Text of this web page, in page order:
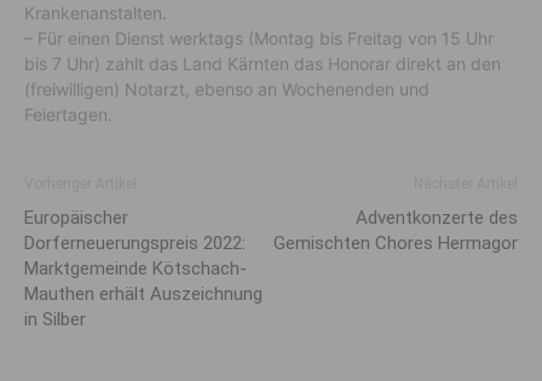
Krankenanstalten.
– Für einen Dienst werktags (Montag bis Freitag von 15 Uhr
bis 7 Uhr) zahlt das Land Kärnten das Honorar direkt an den
(freiwilligen) Notarzt, ebenso an Wochenenden und
Feiertagen.
Europäischer
Dorferneuerungspreis 2022:
Marktgemeinde Kötschach-
Mauthen erhält Auszeichnung
in Silber
Adventkonzerte des
Gemischten Chores Hermagor